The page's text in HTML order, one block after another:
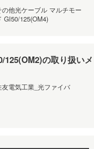
の他光ケーブル マルチモー
GI50/125(OM4)
125(OM2)の取り扱いメ
友電気工業_光ファイバ